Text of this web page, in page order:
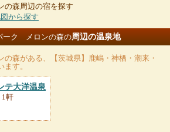
森周辺の宿を探す
から探す
ーク メロンの森の周辺の温泉地
の森がある、【茨城県】鹿嶋・神栖・潮来・
す。
テ大洋温泉
1軒